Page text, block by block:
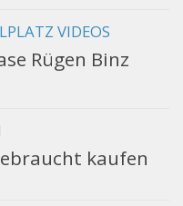
VIDEOS
Rügen Binz
kaufen